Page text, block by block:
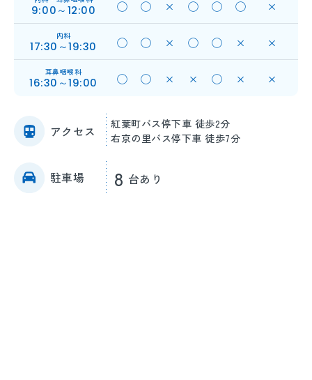
9:00～12:00 ◯ ◯ × ◯ ◯ ◯ ×
内科
17:30～19:30 ◯ ◯ × ◯ ◯ × ×
耳鼻咽喉科
16:30～19:00 ◯ ◯ × × ◯ × ×
アクセス
紅葉町バス停下車 徒歩2分
右京の里バス停下車 徒歩7分
駐車場 8 台あり